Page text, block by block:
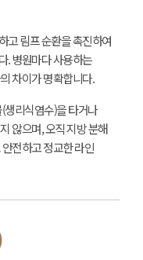
고 림프 순환을 촉진하여
. 병원마다 사용하는
차이가 명확합니다.
생리식염수)을 타거나
않으며, 오직 지방 분해
전하고 정교한 라인